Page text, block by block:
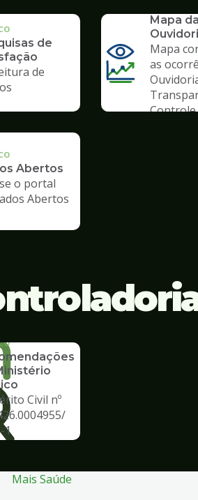
de
de
Mapa
Mapa
as
Controle
Abertos
o portal
Abertos
Civil nº
1
Mais Saúde